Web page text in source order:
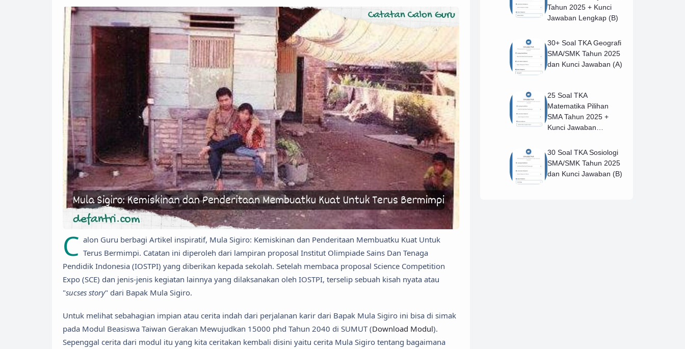
C alon Guru berbagi Artikel inspiratif, Mula Sigiro: Kemiskinan dan Penderitaan Membuatku Kuat Untuk
Terus Bermimpi. Catatan ini diperoleh dari lampiran proposal Institut Olimpiade Sains Dan Tenaga
Pendidik Indonesia (IOSTPI) yang diberikan kepada sekolah. Setelah membaca proposal Science Competition
Expo (SCE) dan jenis-jenis kegiatan lainnya yang dilaksanakan oleh IOSTPI, terselip sebuah kisah nyata atau
"sucses story" dari Bapak Mula Sigiro.
Untuk melihat sebahagian impian atau cerita indah dari perjalanan karir dari Bapak Mula Sigiro ini bisa di simak
pada Modul Beasiswa Taiwan Gerakan Mewujudkan 15000 phd Tahun 2040 di SUMUT (Download Modul).
Sepenggal cerita dari modul itu yang kita ceritakan kembali disini yaitu cerita Mula Sigiro tentang bagaimana
Tahun 2025 + Kunci
Jawaban Lengkap (B)
30+ Soal TKA Geografi
SMA/SMK Tahun 2025
dan Kunci Jawaban (A)
25 Soal TKA
Matematika Pilihan
SMA Tahun 2025 +
Kunci Jawaban
30 Soal TKA Sosiologi
SMA/SMK Tahun 2025
dan Kunci Jawaban (B)